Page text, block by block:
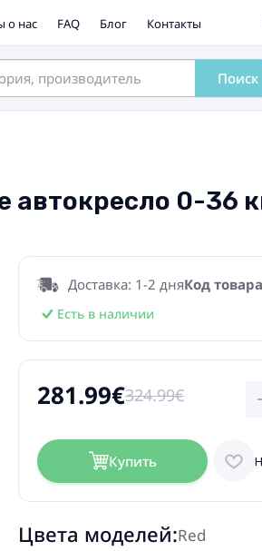
о нас FAQ Блог Контакты
Поиск
автокресло 0-36
Доставка: 1-2 дняКод
Есть в наличии
281.99€324.99€
Купить
Цвета моделей:Red